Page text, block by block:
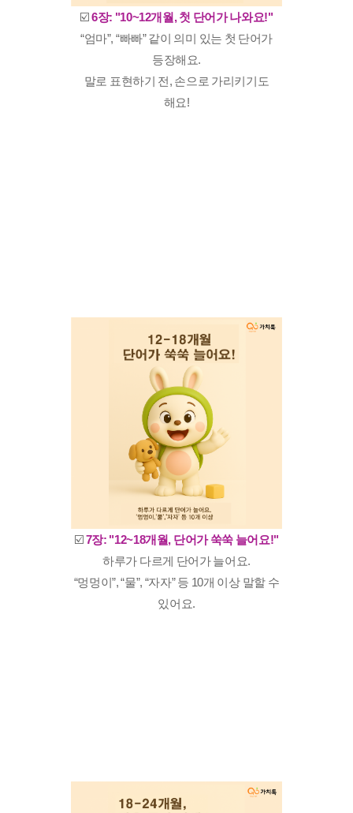
☑️6장: "10~12개월, 첫 단어가 나와요!"
“엄마”, “빠빠” 같이 의미 있는 첫 단어가
등장해요.
말로 표현하기 전, 손으로 가리키기도
해요!
☑️7장: "12~18개월, 단어가 쑥쑥 늘어요!"
하루가 다르게 단어가 늘어요.
“멍멍이”, “물”, “자자” 등 10개 이상 말할 수
있어요.